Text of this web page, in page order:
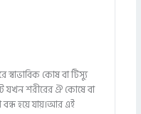
স্বাভাবিক কোষ বা টিস্যু
যখন শরীরের ঐ কোষে বা
হয়ে যায়।আর এই